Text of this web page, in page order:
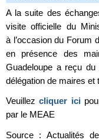
A la suite des
visite officielle du
à l’occasion du Forum
en présence des
Guadeloupe a reçu
délégation de maires et
Veuillezcliquer ici
par le MEAE
Source : Actualités